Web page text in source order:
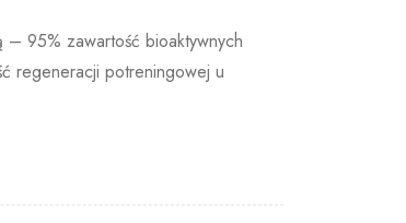
– 95% zawartość bioaktywnych
regeneracji potreningowej u